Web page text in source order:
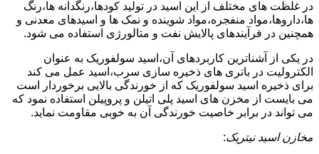
در غلظت های مختلف از این اسید در تولید کودها،رنگدانه ها،رنگ
ها،داروها،مواد منفجره،مواد شوینده و نمک ها و اسیدهای معدنی و
همچنین در فرآیندهای پالایش نفت و متالورژی استفاده می شود.
در یکی از آشناترین کاربردهای آن،اسید سولفوریک به عنوان
الکترولیت در باتری های ذخیره سازی سرب،اسید عمل می کند
برای ذخیره اسید سولفوریک که از خورندگی بالایی برخوردار است
می بایست از مخزن های اسید پلی اتیلن و پروپیلن استفاده نمود که
می تواند در برابر خاصیت خورندگی آن به خوبی مقاومت نماید.
مخازن اسید نیتریک: